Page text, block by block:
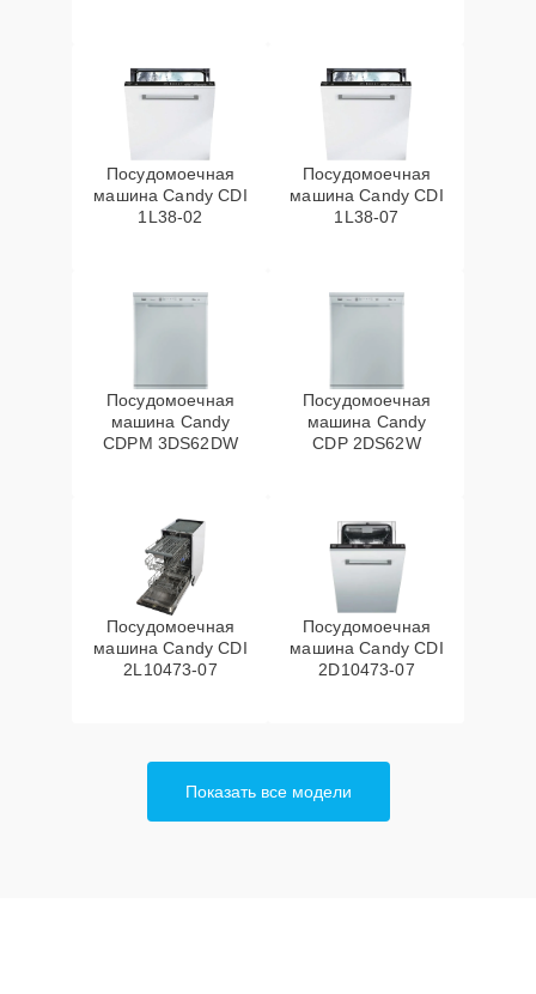
Посудомоечная
машина Candy CDI
1L38-02
Посудомоечная
машина Candy CDI
1L38-07
Посудомоечная
машина Candy
CDPM 3DS62DW
Посудомоечная
машина Candy
CDP 2DS62W
Посудомоечная
машина Candy CDI
2L10473-07
Посудомоечная
машина Candy CDI
2D10473-07
Показать все модели